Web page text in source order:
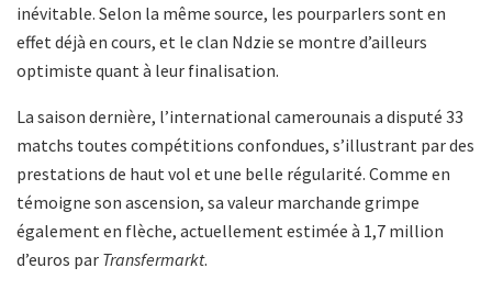
inévitable. Selon la même source, les pourparlers sont en
effet déjà en cours, et le clan Ndzie se montre d’ailleurs
optimiste quant à leur finalisation.
La saison dernière, l’international camerounais a disputé 33
matchs toutes compétitions confondues, s’illustrant par des
prestations de haut vol et une belle régularité. Comme en
témoigne son ascension, sa valeur marchande grimpe
également en flèche, actuellement estimée à 1,7 million
d’euros par Transfermarkt.